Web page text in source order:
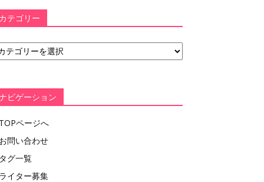
カテゴリー
ビゲーション
TOPページへ
お問い合わせ
タグ一覧
ライター募集